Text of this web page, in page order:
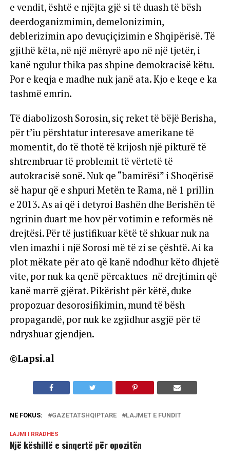
e vendit, është e njëjta gjë si të duash të bësh
deerdoganizmimin, demelonizimin,
deblerizimin apo devuçiçizimin e Shqipërisë. Të
gjithë këta, në një mënyrë apo në një tjetër, i
kanë ngulur thika pas shpine demokracisë këtu.
Por e keqja e madhe nuk janë ata. Kjo e keqe e ka
tashmë emrin.
Të diabolizosh Sorosin, siç reket të bëjë Berisha,
për t’iu përshtatur interesave amerikane të
momentit, do të thotë të krijosh një pikturë të
shtrembruar të problemit të vërtetë të
autokracisë sonë. Nuk qe “bamirësi” i Shoqërisë
së hapur që e shpuri Metën te Rama, në 1 prillin
e 2013. As ai që i detyroi Bashën dhe Berishën të
ngrinin duart me hov për votimin e reformës në
drejtësi. Për të justifikuar këtë të shkuar nuk na
vlen imazhi i një Sorosi më të zi se çështë. Ai ka
plot mëkate për ato që kanë ndodhur këto dhjetë
vite, por nuk ka qenë përcaktues në drejtimin që
kanë marrë gjërat. Pikërisht për këtë, duke
propozuar desorosifikimin, mund të bësh
propagandë, por nuk ke zgjidhur asgjë për të
ndryshuar gjendjen.
©Lapsi.al
NË FOKUS: GAZETATSHQIPTARE LAJMET E FUNDIT
LAJMI I RRADHËS
Një këshillë e sinqertë për opozitën